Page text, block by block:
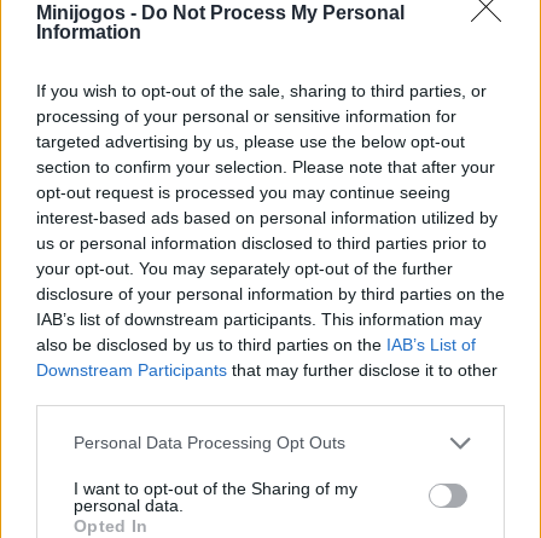
Minijogos - Do Not Process My Personal
Information
If you wish to opt-out of the sale, sharing to third parties, or
processing of your personal or sensitive information for
targeted advertising by us, please use the below opt-out
section to confirm your selection. Please note that after your
opt-out request is processed you may continue seeing
interest-based ads based on personal information utilized by
us or personal information disclosed to third parties prior to
your opt-out. You may separately opt-out of the further
disclosure of your personal information by third parties on the
IAB’s list of downstream participants. This information may
also be disclosed by us to third parties on the IAB’s List of
Downstream Participants that may further disclose it to other
Personal Data Processing Opt Outs
I want to opt-out of the Sharing of my
personal data.
Opted In
Desfruta de uma atmosfera relaxante, ensolarada e repleta
Combina elementos idênticos no tabuleiro para dar vida a
mais de cem objetos e ferramentas de alto nível.
Repara, decora e devolve o brilho aos bares de cocktails,
cais e vilas à beira-mar.
Cumpre os pedidos dos hóspedes para ganhar estrelas
de experiência e desbloquear novas fases de design.
Desvanece o nevoeiro do mapa da ilha para expandir os
teus terrenos e descobrir áreas repletas de baús.
Conhece os habitantes nativos da ilha, interage com as
suas histórias e descobre os mistérios da lagoa.
O erro mais comum ao começar no Merge Lagoon é encher
todas as casas com objetos básicos avulsos de nível um. Tenta
agrupar os teus geradores de recursos nas bordas da grelha e
fusões com facilidade. Um tabuleiro organizado evitará que
Quem criou o Merge Lagoon?